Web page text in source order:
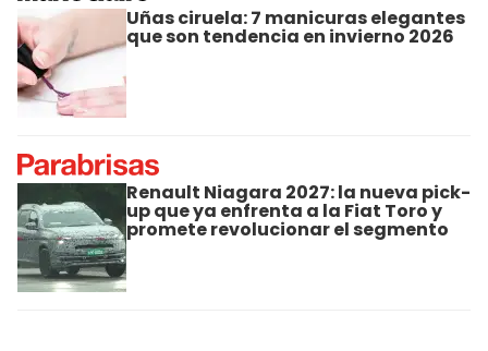
Uñas ciruela: 7 manicuras elegantes
que son tendencia en invierno 2026
Renault Niagara 2027: la nueva pick-
up que ya enfrenta a la Fiat Toro y
promete revolucionar el segmento